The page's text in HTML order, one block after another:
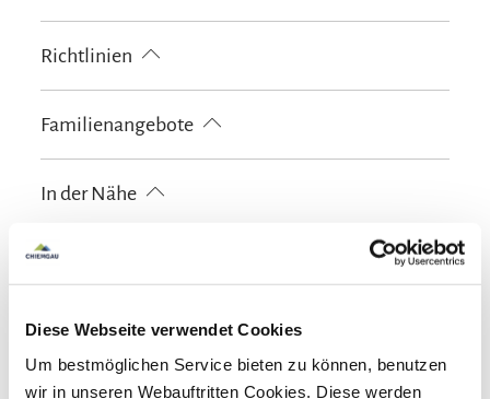
Diese Webseite verwendet Cookies
Um bestmöglichen Service bieten zu können, benutzen
wir in unseren Webauftritten Cookies. Diese werden
Richtlinien
Nichtraucherunterkunft (Alle öffentlichen und privaten
Bereiche sind Nichtraucherzonen)
Familienangebote
In der Nähe
Ausstattung
Gemeinschaftsbereiche